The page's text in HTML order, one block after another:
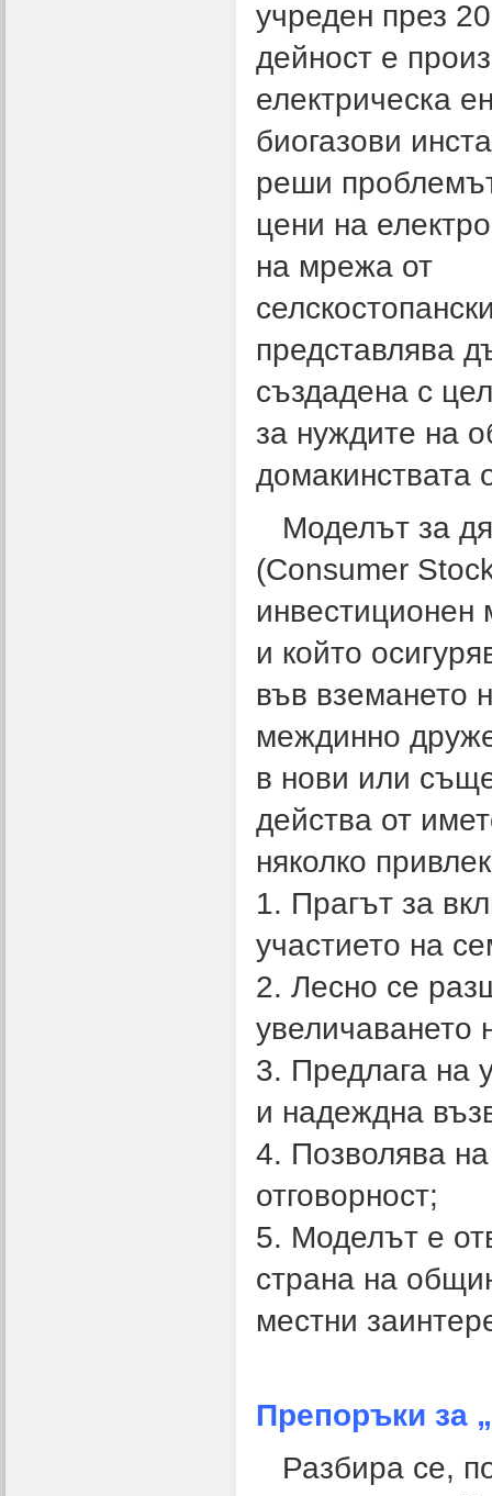
учреден през
дейност е
електрическа
биогазови
реши
цени на
на мрежа от
представлява
създадена с
за нуждите на
домакинствата
Моделът за
(Consumer
инвестиционен
и който
във вземането
междинно
в нови или
действа от
няколко
1. Прагът за
участието на
2. Лесно се
увеличаването
3. Предлага на
и надеждна
4. Позволява
отговорност;
5. Моделът е
страна на
местни
Препоръки за
Разбира се,